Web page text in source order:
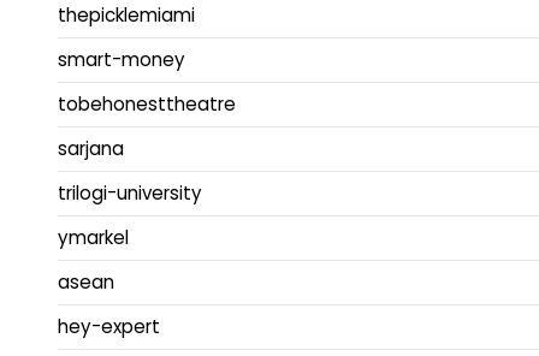
thepicklemiami
smart-money
tobehonesttheatre
sarjana
trilogi-university
ymarkel
asean
hey-expert